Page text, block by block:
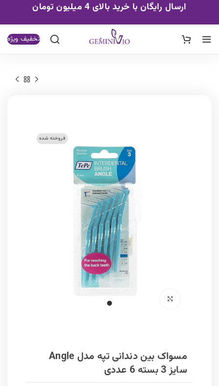
ارسال رایگان با خرید بالای 4 میلیون تومان
تخفیف ویژه
فروخته شده
برای بزرگنمایی کلیک کنید
مسواک بین دندانی تپه مدل Angle
سایز 3 بسته 6 عددی